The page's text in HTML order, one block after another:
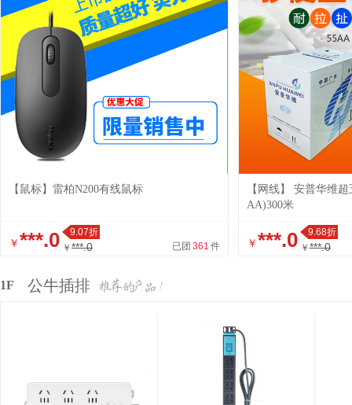
【鼠标】雷柏N200有线鼠标
￥***.0
9.07折
￥ ***.0 已团 361 件
【网线】 安普华维
AA)300米
￥***.0
9.68折
￥ ***.0
1F 公牛插排